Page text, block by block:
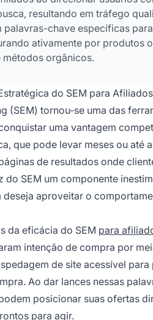
resultando em tráfego
palavras-chave específicas
ativamente por produtos
métodos orgânicos.
do SEM para Afiliados
(SEM) tornou-se uma das
uma vantagem
que pode levar meses ou até
de resultados onde
SEM um componente
aproveitar o
da eficácia do SEM para
intenção de compra por
de site acessível
Ao dar lances nessas
posicionar suas ofertas
para agir.